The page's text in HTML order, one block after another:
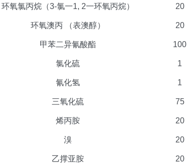
环氧氯丙烷（3-氯一1, 2一环氧丙烷） 20
环氧澳丙 （表澳醇） 20
甲苯二异氰酸酯 100
氯化硫 1
氰化氢 1
三氧化硫 75
烯丙胺 20
溴 20
乙撑亚胺 20